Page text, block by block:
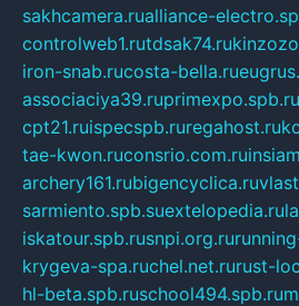
sakhcamera.rualliance-
controlweb1.rutdsak74.ru
iron-snab.rucosta-bella.ru
associaciya39.ruprimexpo.spb.ru
cpt21.ruispecspb.ruregahost.ru
tae-kwon.ruconsrio.com.ru
archery161.rubigencyclica.ru
sarmiento.spb.suextelopedia.ru
iskatour.spb.rusnpi.org.ru
krygeva-spa.ruchel.net.rurust-
hl-beta.spb.ruschool494.spb.ru